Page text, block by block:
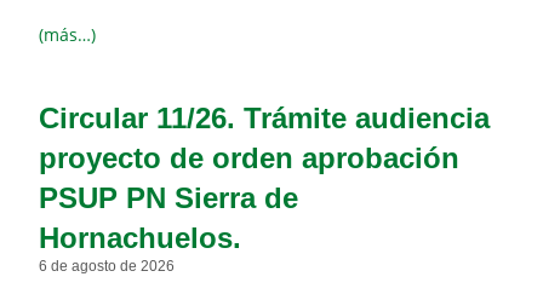
(más…)
Circular 11/26. Trámite audiencia
proyecto de orden aprobación
PSUP PN Sierra de
Hornachuelos.
6 de agosto de 2026